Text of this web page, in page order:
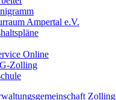
Ampertal e.V.
Online
Zolling
Zolling